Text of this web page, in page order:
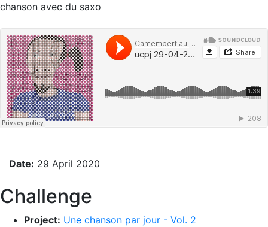
chanson avec du saxo
Date: 29 April 2020
Challenge
Project: Une chanson par jour - Vol. 2